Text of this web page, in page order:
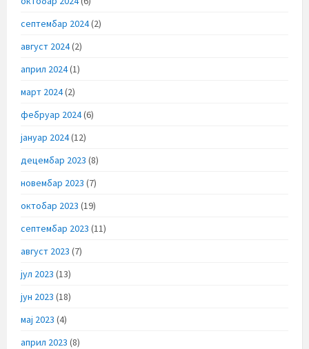
септембар 2024(2)
август 2024(2)
април 2024(1)
март 2024(2)
фебруар 2024(6)
јануар 2024(12)
децембар 2023 (8)
новембар 2023 (7)
октобар 2023 (19)
септембар 2023 (11)
август 2023 (7)
јул 2023 (13)
јун 2023 (18)
мај 2023 (4)
април 2023 (8)